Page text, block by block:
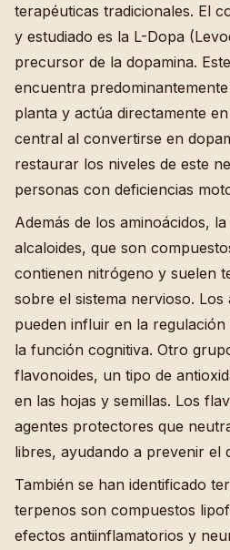
terapéuticas tradicionales. El
y estudiado es la L-Dopa
precursor de la dopamina.
encuentra
planta y actúa directamente
central al convertirse en
restaurar los niveles de este
personas con deficiencias
Además de los aminoácidos,
alcaloides, que son
contienen nitrógeno y suelen
sobre el sistema nervioso.
pueden influir en la regulación
la función cognitiva. Otro
flavonoides, un tipo de
en las hojas y semillas. Los
agentes protectores que
libres, ayudando a prevenir el
También se han identificado
terpenos son compuestos
efectos antiinflamatorios y